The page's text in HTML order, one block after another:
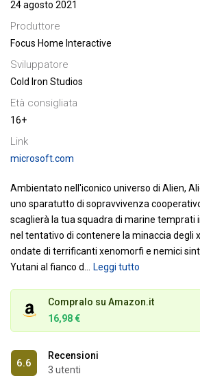
24 agosto 2021
Produttore
Focus Home Interactive
Sviluppatore
Cold Iron Studios
Età consigliata
16+
Link
microsoft.com
Ambientato nell'iconico universo di Alien,
uno sparatutto di sopravvivenza
scaglierà la tua squadra di marine temprati
nel tentativo di contenere la minaccia degli
ondate di terrificanti xenomorfi e nemici
Yutani al fianco d
Leggi tutto
Compralo su Amazon.it
16,98 €
6.6
Recensioni
3 utenti